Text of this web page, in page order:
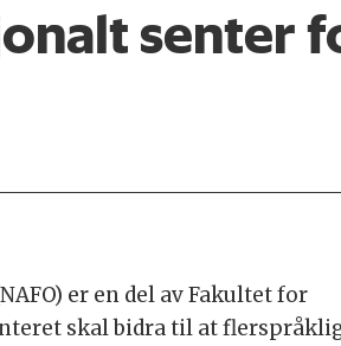
senter
er en del av Fakultet for
skal bidra til at